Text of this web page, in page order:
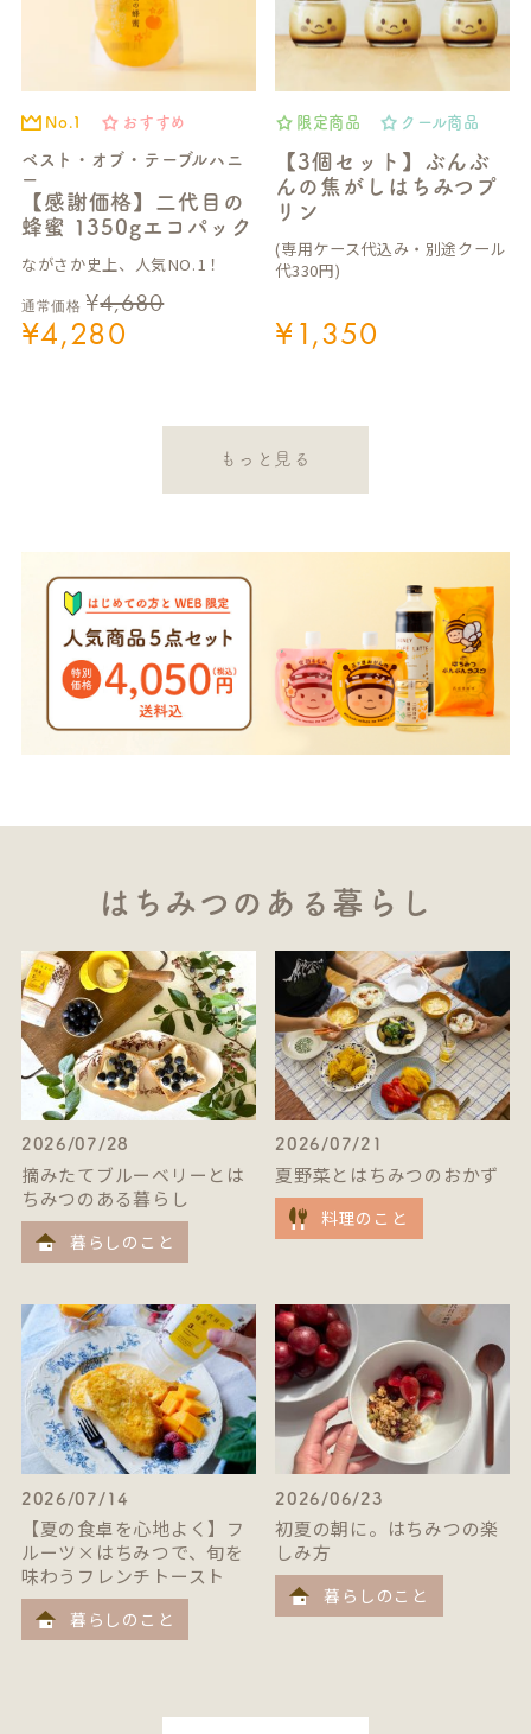
No.1 おすすめ
ベスト・オブ・テーブルハニ
ー
【感謝価格】二代目の
蜂蜜 1350gエコパック
ながさか史上、人気NO.1！
通常価格 ¥4,680
¥4,280
限定商品 クール商品
【3個セット】ぶんぶ
んの焦がしはちみつプ
リン
(専用ケース代込み・別途クール
代330円)
¥1,350
もっと見る
はちみつのある暮らし
2026/07/28
摘みたてブルーベリーとは
ちみつのある暮らし
暮らしのこと
2026/07/21
夏野菜とはちみつのおかず
料理のこと
2026/07/14
【夏の食卓を心地よく】フ
ルーツ×はちみつで、旬を
味わうフレンチトースト
暮らしのこと
2026/06/23
初夏の朝に。はちみつの楽
しみ方
暮らしのこと